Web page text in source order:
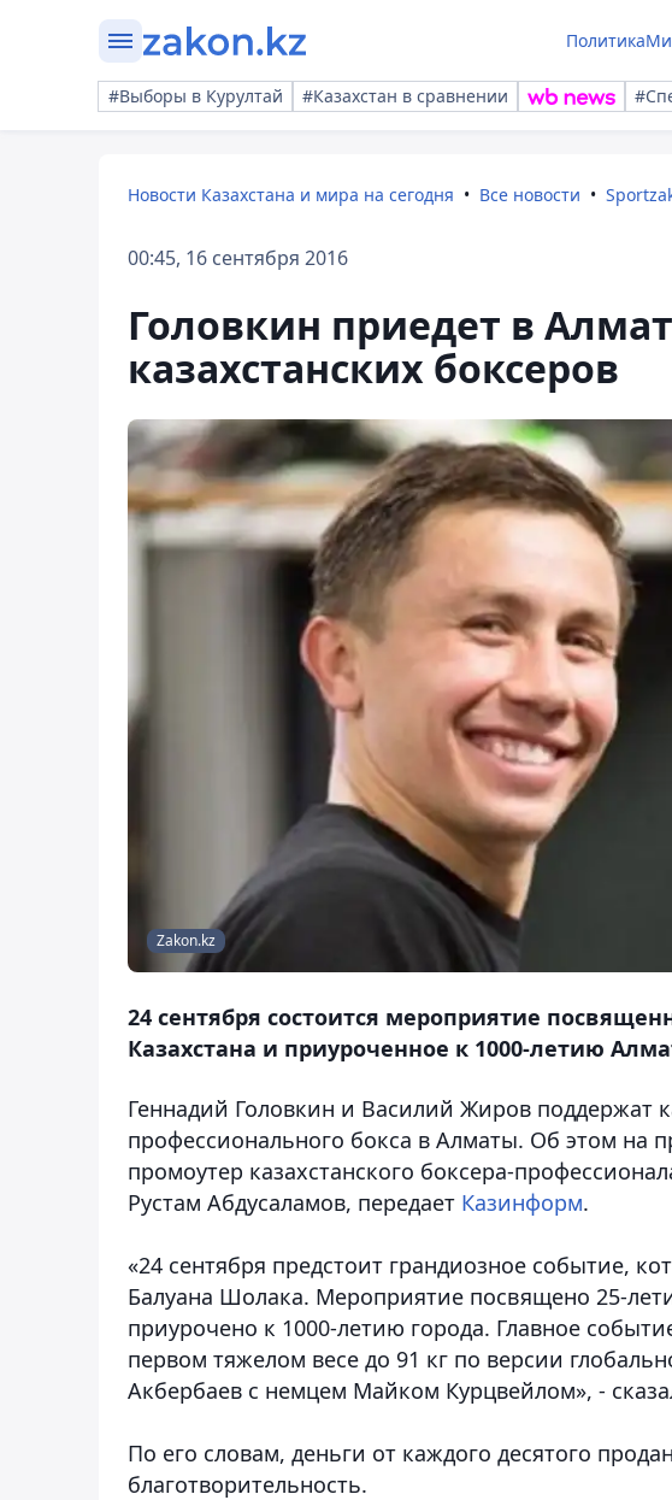
Политика
#Выборы в Курултай #Казахстан в сравнении
Новости Казахстана и мира на сегодня Все новости
00:45, 16 сентября 2016
Головкин приедет в
казахстанских боксеров
Zakon.kz
24 сентября состоится мероприятие
Казахстана и приуроченное к 1000-летию
Геннадий Головкин и Василий Жиров поддержат
профессионального бокса в Алматы. Об этом на
промоутер казахстанского боксера-
Рустам Абдусаламов, передает Казинформ.
«24 сентября предстоит грандиозное событие,
Балуана Шолака. Мероприятие посвящено 25-
приурочено к 1000-летию города. Главное
первом тяжелом весе до 91 кг по версии
Акбербаев с немцем Майком Курцвейлом», -
По его словам, деньги от каждого десятого
благотворительность.